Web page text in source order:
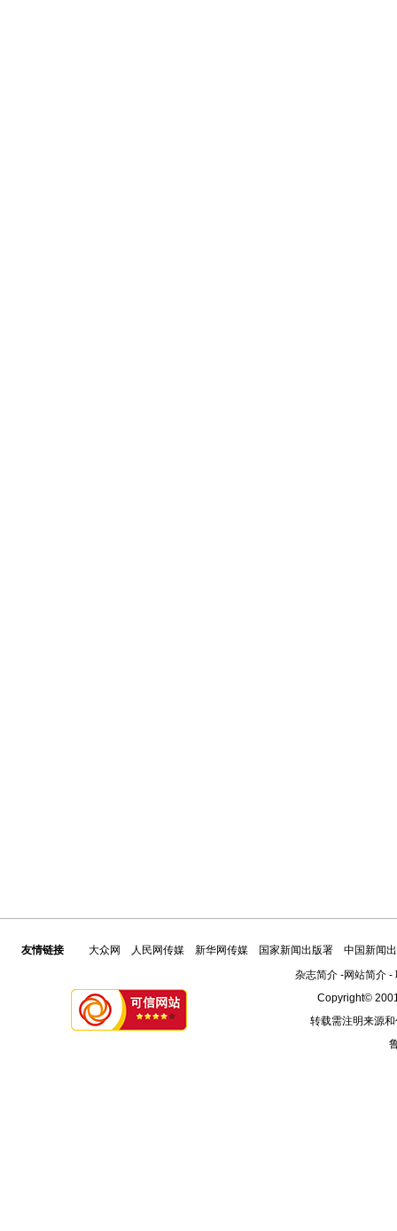
友情链接 大众网 人民网传媒 新华网传媒 国家新闻出版署
中国新闻
杂志简介-网站简介-
Copyright©
转载需注明来源